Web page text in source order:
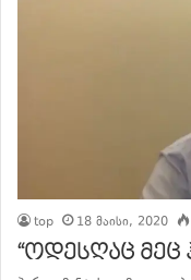
top 18 მაისი, 2020
“ოდესღაც მეც